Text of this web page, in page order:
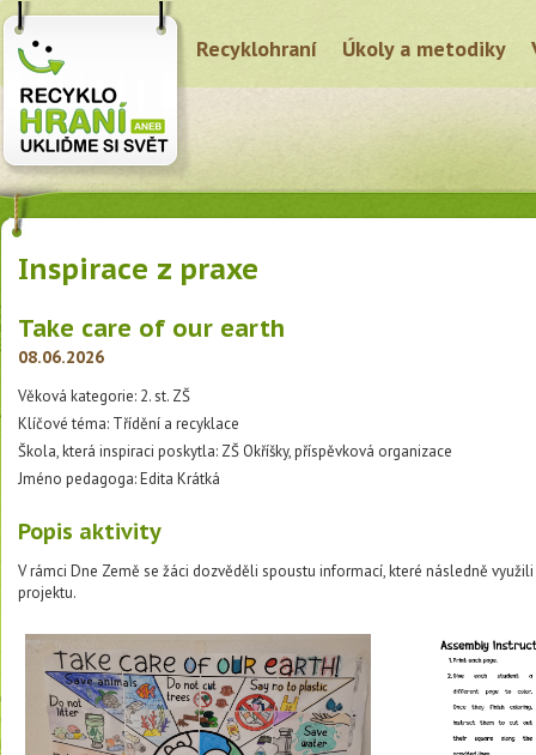
Recyklohraní Úkoly a metodiky
Inspirace z praxe
Take care of our earth
08.06.2026
Věková kategorie: 2. st. ZŠ
Klíčové téma: Třídění a recyklace
Škola, která inspiraci poskytla: ZŠ Okříšky, příspěvková organizace
Jméno pedagoga: Edita Krátká
Popis aktivity
V rámci Dne Země se žáci dozvěděli spoustu informací, které následně
projektu.